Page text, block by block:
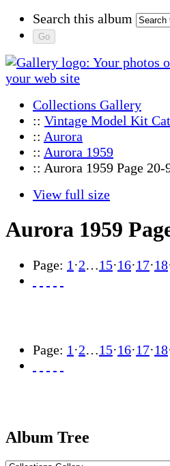
Search this album
Collections Gallery
:: Vintage Model Kit
:: Aurora
:: Aurora 1959
:: Aurora 1959 Page 20-
View full size
Aurora 1959
Page: 1 ·2…15·16·17·18
Page: 1 ·2…15·16·17·18
Album Tree